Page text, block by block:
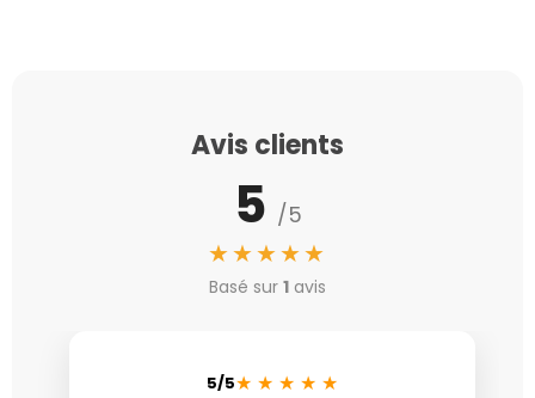
Avis clients
5 /5
★★★★★
Basé sur 1 avis
5/5★ ★ ★ ★ ★